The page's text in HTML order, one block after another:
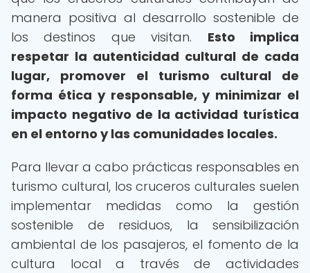
manera positiva al desarrollo sostenible de
los destinos que visitan. Esto implica
respetar la autenticidad cultural de cada
lugar, promover el turismo cultural de
forma ética y responsable, y minimizar el
impacto negativo de la actividad turística
en el entorno y las comunidades locales.
Para llevar a cabo prácticas responsables en
turismo cultural, los cruceros culturales suelen
implementar medidas como la gestión
sostenible de residuos, la sensibilización
ambiental de los pasajeros, el fomento de la
cultura local a través de actividades